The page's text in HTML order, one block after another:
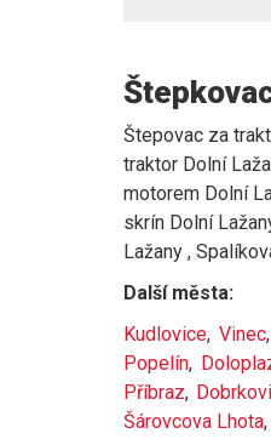
Štepovac za
traktor Dolní
motorem Dolní
skrín Dolní
Lažany ,
Další města:
Kudlovice,Vinec,
Popelín,
Příbraz,
Šárovcova Lhota,